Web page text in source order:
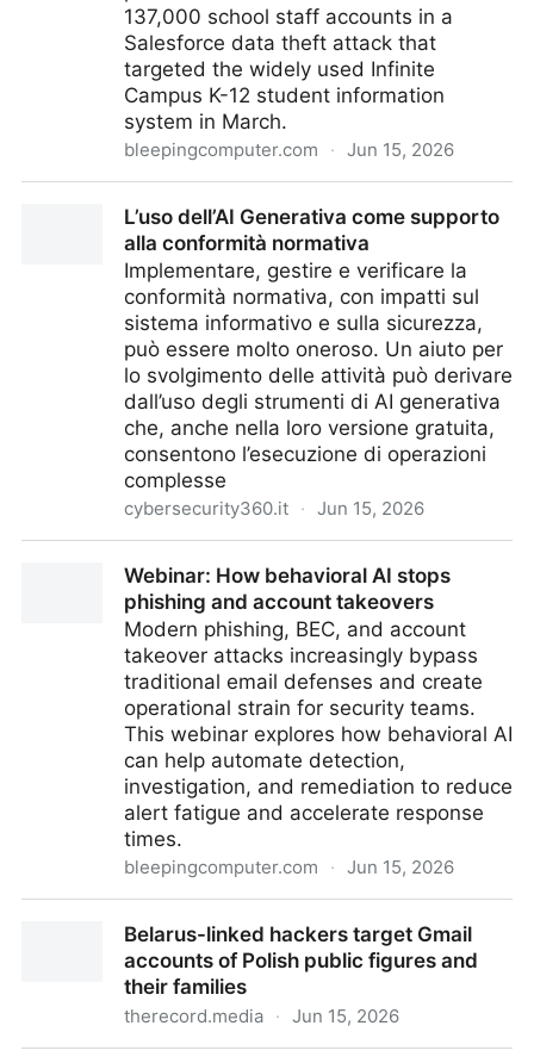
137,000 school staff accounts in a
Salesforce data theft attack that
targeted the widely used Infinite
Campus K-12 student information
system in March.
bleepingcomputer.com · Jun 15, 2026
staff accountsL’uso dell’AI Generativa come supporto
alla conformità normativa
Implementare, gestire e verificare la
conformità normativa, con impatti sul
sistema informativo e sulla sicurezza,
può essere molto oneroso. Un aiuto per
lo svolgimento delle attività può derivare
dall’uso degli strumenti di AI generativa
che, anche nella loro versione gratuita,
consentono l’esecuzione di operazioni
complesse
cybersecurity360.it · Jun 15, 2026
conformità normativa
Webinar: How behavioral AI stops
phishing and account takeovers
Modern phishing, BEC, and account
takeover attacks increasingly bypass
traditional email defenses and create
operational strain for security teams.
This webinar explores how behavioral AI
can help automate detection,
investigation, and remediation to reduce
alert fatigue and accelerate response
times.
bleepingcomputer.com · Jun 15, 2026
account takeoversBelarus-linked hackers target Gmail
accounts of Polish public figures and
their families
therecord.media · Jun 15, 2026